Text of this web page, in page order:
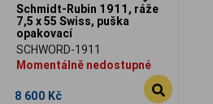
Schmidt-Rubin 1911, ráže
7,5 x 55 Swiss, puška
opakovací
SCHWORD-1911
Momentálně nedostupné
8 600 Kč